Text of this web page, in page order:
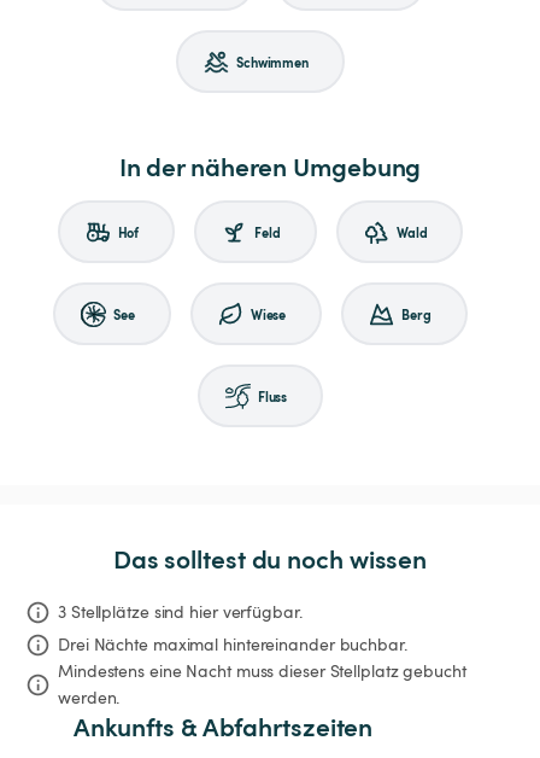
Schwimmen
In der näheren Umgebung
Hof Feld Wald
See Wiese Berg
Fluss
Das solltest du noch wissen
3 Stellplätze sind hier verfügbar.
Drei Nächte maximal hintereinander buchbar.
Mindestens eine Nacht muss dieser Stellplatz gebucht
werden.
Ankunfts & Abfahrtszeiten